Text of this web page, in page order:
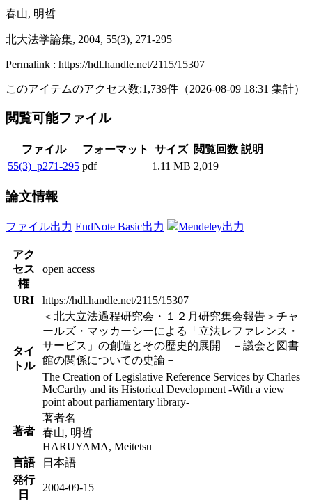
春山, 明哲
北大法学論集, 2004, 55(3), 271-295
Permalink : https://hdl.handle.net/2115/15307
このアイテムのアクセス数:1,739件 （2026-08-09 18:31 集計）
閲覧可能ファイル
ファイル フォーマット サイズ 閲覧回数 説明
55(3)_p271-295 pdf 1.11 MB 2,019
論文情報
ファイル出力 EndNote Basic出力 Mendeley出力
アク
セス
権
open access
URI https://hdl.handle.net/2115/15307
タイ
トル
＜北大立法過程研究会・１２月研究集会報告＞チャ
ールズ・マッカーシーによる「立法レファレンス・
サービス」の創造とその歴史的展開 －議会と図書
館の関係についての史論－
The Creation of Legislative Reference Services by Charles
McCarthy and its Historical Development -With a view
point about parliamentary library-
著者
著者名
春山, 明哲
HARUYAMA, Meitetsu
言語
日本語
発行
日
2004-09-15